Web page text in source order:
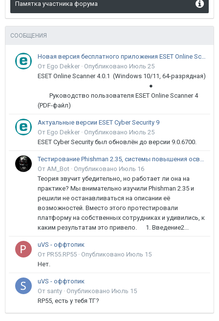
Памятка участника форума
СООБЩЕНИЯ
Новая версия бесплатного приложения ESET Online Scanner доступна пользователям
От Ego Dekker · Опубликовано Июль 25
ESET Online Scanner 4.0.1 (Windows 10/11, 64-разрядная)
●
Руководство пользователя ESET Online Scanner 4
(PDF-файл)
Актуальные версии ESET Cyber Security 9
От Ego Dekker · Опубликовано Июль 25
ESET Cyber Security был обновлён до версии 9.0.6700.
Тестирование Phishman 2.35, системы повышения осведомлённости пользователей в сфере ИБ
От AM_Bot · Опубликовано Июль 16
Теория звучит убедительно, но работает ли она на
практике? Мы внимательно изучили Phishman 2.35 и
решили не останавливаться на описании её
возможностей. Вместо этого протестировали
платформу на собственных сотрудниках и удивились, к
каким результатам это привело. 1. Введение2...
uVS - оффтопик
От PR55.RP55 · Опубликовано Июль 15
Нет.
uVS - оффтопик
От santy · Опубликовано Июль 15
RP55, есть у тебя ТГ?